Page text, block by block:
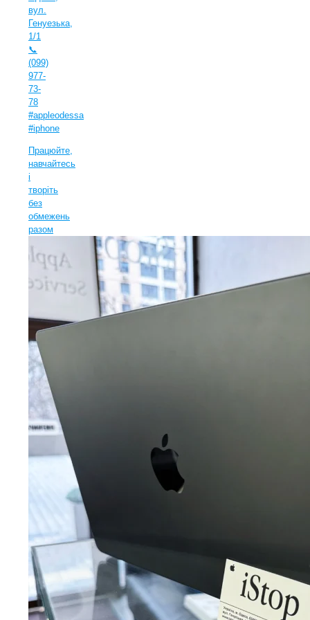
вул.
Генуезька,
1/1
📞
(099)
977-
73-
78
#appleodessa
#iphone
Працюйте,
навчайтесь
і
творіть
без
обмежень
разом